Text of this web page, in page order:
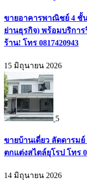
ขายอาคารพาณิชย์ 4 ชั้
ย่านธุรกิจ) พร้อมบริกา
ร้าน! โทร 0817420943
15 มิถุนายน 2026
5
ขายบ้านเดี่ยว ลัดดารม
ตกแต่งสไตล์ยุโรป โทร
14 มิถุนายน 2026